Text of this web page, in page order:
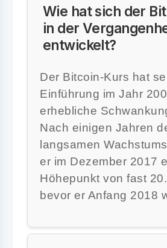
Wie hat sich der
in der
entwickelt?
Der Bitcoin-Kurs hat
Einführung im Jahr
erhebliche
Nach einigen Jahren
langsamen
er im Dezember 2017
Höhepunkt von fast
bevor er Anfang 2018